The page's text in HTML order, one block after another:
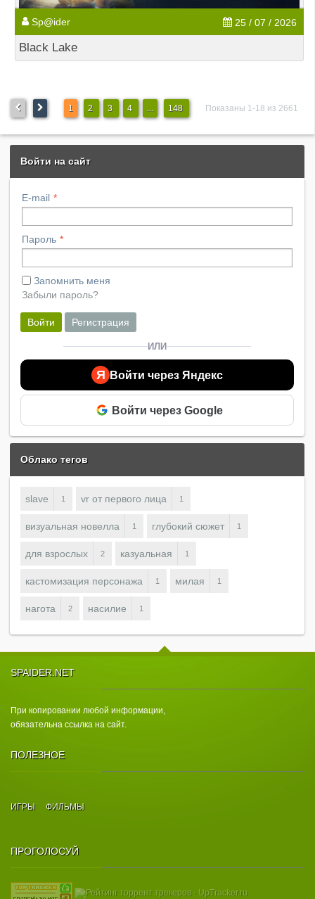
Sp@ider 25 / 07 / 2026
Black Lake
1 2 3 4 ... 148 Показаны 1-18 из 2661
Войти на сайт
E-mail
Пароль
Запомнить меня
Забыли пароль?
Войти Регистрация
ИЛИ
Я Войти через Яндекс
Войти через Google
Облако тегов
slave 1 vr от первого лица 1
визуальная новелла 1 глубокий сюжет 1
для взрослых 2 казуальная 1
кастомизация персонажа 1 милая 1
нагота 2 насилие 1
SPAIDER.NET
При копировании любой информации,
обязательна ссылка на сайт.
ПОЛЕЗНОЕ
ИГРЫ ФИЛЬМЫ
ПРОГОЛОСУЙ